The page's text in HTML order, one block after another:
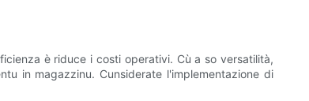
è riduce i costi operativi. Cù a so versatilità,
in magazzinu. Cunsiderate l'implementazione di